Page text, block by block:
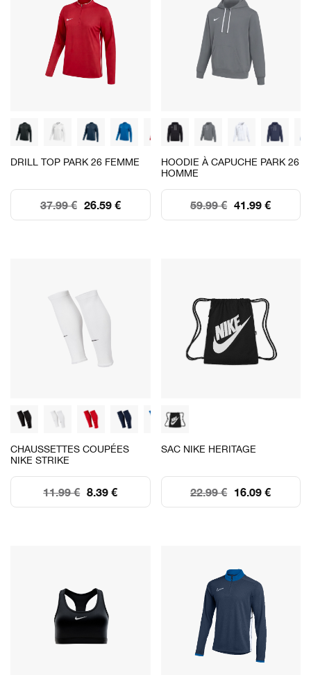
DRILL TOP PARK 26 FEMME
26.59 €
37.99 €
HOODIE À CAPUCHE PARK 26
HOMME
41.99 €
59.99 €
CHAUSSETTES COUPÉES
NIKE STRIKE
8.39 €
11.99 €
SAC NIKE HERITAGE
16.09 €
22.99 €